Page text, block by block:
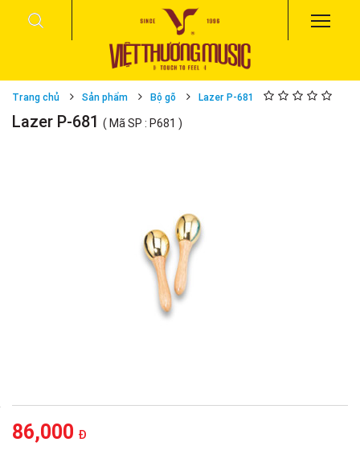
Trang chủ Sản phẩm Bộ gõ Lazer P-681
Lazer P-681 ( Mã SP : P681 )
86,000 Đ